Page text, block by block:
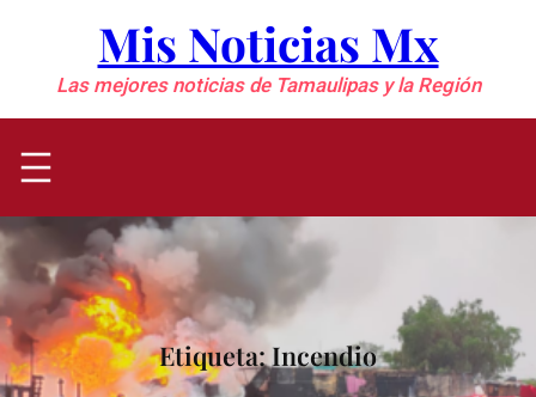
contenido
Mis Noticias Mx
Las mejores noticias de Tamaulipas y la Región
Etiqueta:Incendio